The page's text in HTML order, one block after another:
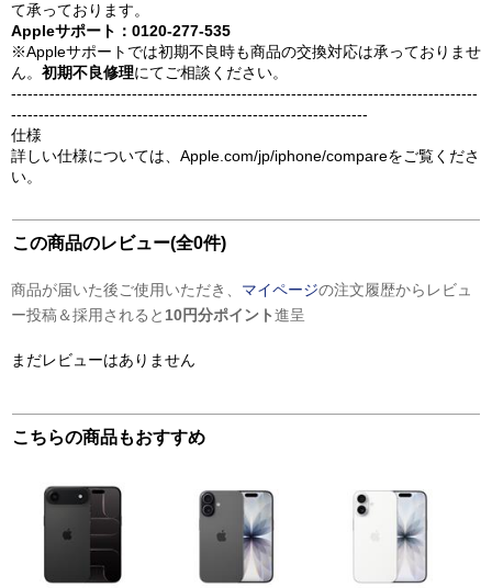
て承っております。
Appleサポート：0120-277-535
※Appleサポートでは初期不良時も商品の交換対応は承っておりませ
ん。 初期不良修理にてご相談ください。
-------------------------------------------------------------------------------------
-----------------------------------------------------------------
仕様
詳しい仕様については、Apple.com/jp/iphone/compareをご覧くださ
い。
この商品のレビュー(全0件)
商品が届いた後ご使用いただき、 マイページの注文履歴からレビュ
ー投稿＆採用されると 10円分ポイント進呈
まだレビューはありません
こちらの商品もおすすめ